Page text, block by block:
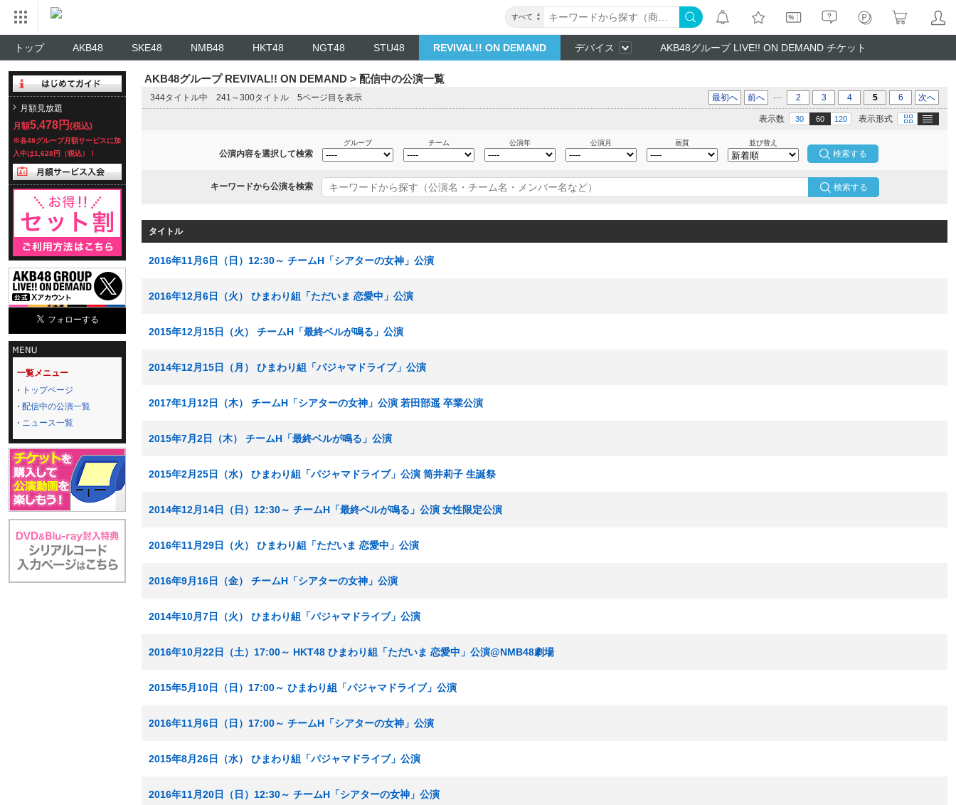
すべて
トップ AKB48 SKE48 NMB48 HKT48 NGT48 STU48 REVIVAL!! ON DEMAND デバイス AKB48グループ LIVE!! ON DEMAND チケット
月額見放題
月額5,478円 (税込)
※各48グループ月額サービスに加
入中は1,628円（税込）！
一覧メニュー
トップページ
配信中の公演一覧
ニュース一覧
AKB48グループ REVIVAL!! ON DEMAND > 配信中の公演一覧
344タイトル中 241～300タイトル 5ページ目を表示 最初へ 前へ ... 2 3 4 5 6 次へ
表示形式 画像
表示数 30 60 120
公演内容を選択して検索
グループ チーム 公演年 公演月 画質 並び替え
キーワードから公演を検索 検索する
タイトル
2016年11月6日（日）12:30～ チームH「シアターの女神」公演
2016年12月6日（火） ひまわり組「ただいま 恋愛中」公演
2015年12月15日（火） チームH「最終ベルが鳴る」公演
2014年12月15日（月） ひまわり組「パジャマドライブ」公演
2017年1月12日（木） チームH「シアターの女神」公演 若田部遥 卒業公演
2015年7月2日（木） チームH「最終ベルが鳴る」公演
2015年2月25日（水） ひまわり組「パジャマドライブ」公演 筒井莉子 生誕祭
2014年12月14日（日）12:30～ チームH「最終ベルが鳴る」公演 女性限定公演
2016年11月29日（火） ひまわり組「ただいま 恋愛中」公演
2016年9月16日（金） チームH「シアターの女神」公演
2014年10月7日（火） ひまわり組「パジャマドライブ」公演
2016年10月22日（土）17:00～ HKT48 ひまわり組「ただいま 恋愛中」公演@NMB48劇場
2015年5月10日（日）17:00～ ひまわり組「パジャマドライブ」公演
2016年11月6日（日）17:00～ チームH「シアターの女神」公演
2015年8月26日（水） ひまわり組「パジャマドライブ」公演
2016年11月20日（日）12:30～ チームH「シアターの女神」公演